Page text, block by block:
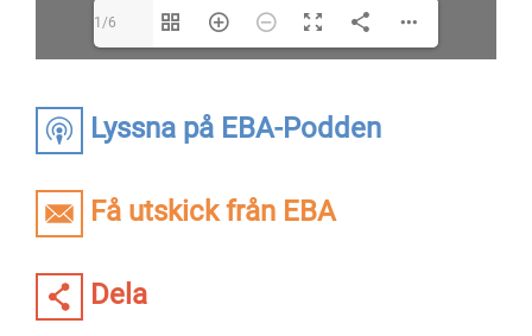
Lyssna på EBA-Podden
Få utskick från EBA
Dela
1/6